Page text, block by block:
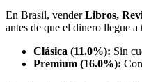
En Brasil, venderLibros,
antes de que el dinero llegue a
Clásica (11.0%): Sin
Premium (16.0%):